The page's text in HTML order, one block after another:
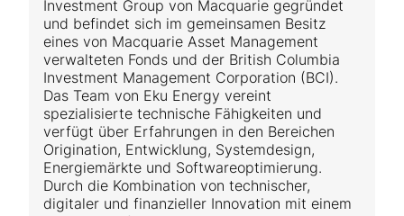
Investment Group von Macquarie gegründet
und befindet sich im gemeinsamen Besitz
eines von Macquarie Asset Management
verwalteten Fonds und der British Columbia
Investment Management Corporation (BCI).
Das Team von Eku Energy vereint
spezialisierte technische Fähig­keiten und
verfügt über Erfahrungen in den Bereichen
Origination, Entwicklung, Systemdesign,
Energiemärkte und Softwareoptimierung.
Durch die Kombination von technischer,
digitaler und finanzieller Innovation mit einem